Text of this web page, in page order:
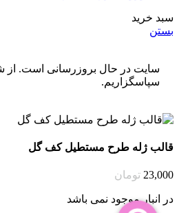
سبد خرید
بستن
سایت در حال بروزرسانی است. از
سپاسگزاریم.
قالب ژله طرح مستطیل کف گل
23,000 تومان
در انبار موجود نمی باشد